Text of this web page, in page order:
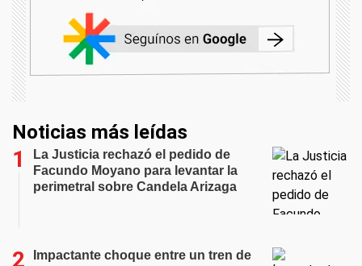
Noticias más leídas
La Justicia rechazó el pedido de
Facundo Moyano para levantar la
perimetral sobre Candela Arizaga
Impactante choque entre un tren de